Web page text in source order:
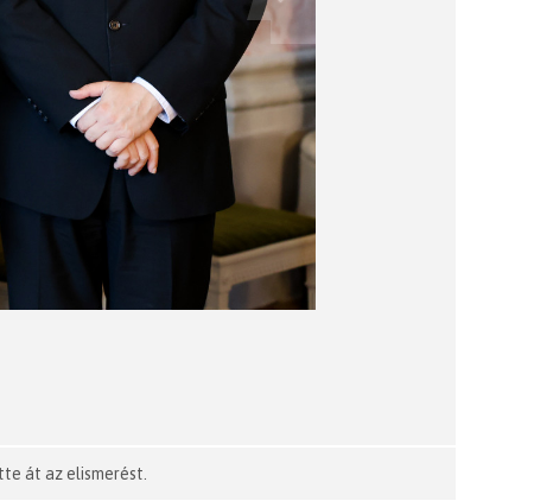
át az elismerést.